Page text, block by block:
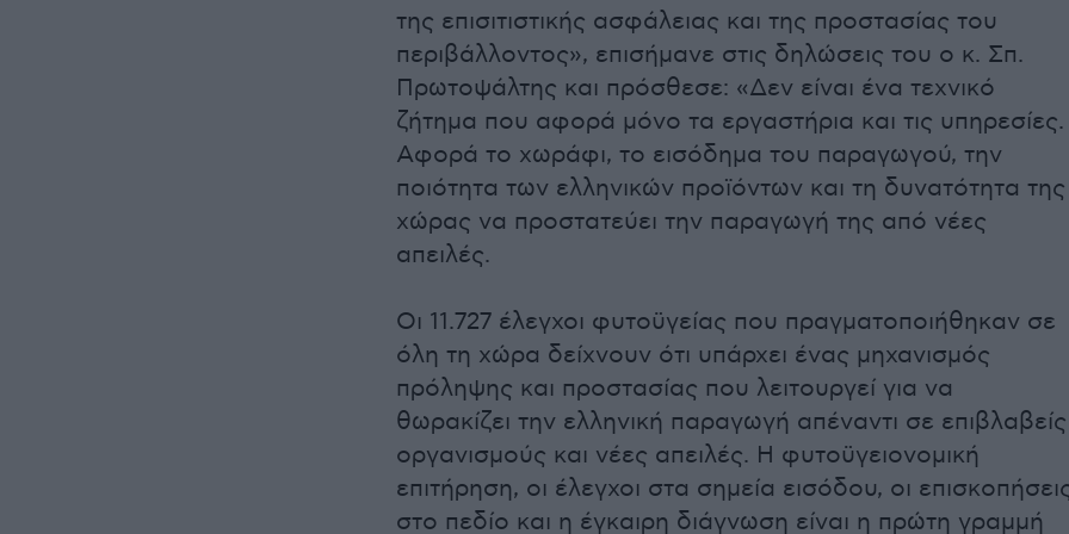
της επισιτιστικής ασφάλειας και της προστασίας του
περιβάλλοντος», επισήμανε στις δηλώσεις του ο κ. Σπ.
Πρωτοψάλτης και πρόσθεσε: «Δεν είναι ένα τεχνικό
ζήτημα που αφορά μόνο τα εργαστήρια και τις υπηρεσίες.
Αφορά το χωράφι, το εισόδημα του παραγωγού, την
ποιότητα των ελληνικών προϊόντων και τη δυνατότητα της
χώρας να προστατεύει την παραγωγή της από νέες
απειλές.
Οι 11.727 έλεγχοι φυτοϋγείας που πραγματοποιήθηκαν σε
όλη τη χώρα δείχνουν ότι υπάρχει ένας μηχανισμός
πρόληψης και προστασίας που λειτουργεί για να
θωρακίζει την ελληνική παραγωγή απέναντι σε επιβλαβείς
οργανισμούς και νέες απειλές. Η φυτοϋγειονομική
επιτήρηση, οι έλεγχοι στα σημεία εισόδου, οι
στο πεδίο και η έγκαιρη διάγνωση είναι η πρώτη γραμμή